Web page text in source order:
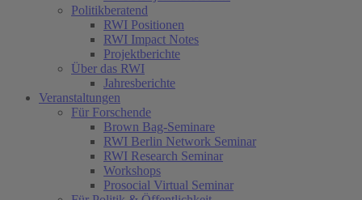
Politikberatend
RWI Positionen
RWI Impact Notes
Projektberichte
Über das RWI
Jahresberichte
Veranstaltungen
Für Forschende
Brown Bag-Seminare
RWI Berlin Network Seminar
RWI Research Seminar
Workshops
Prosocial Virtual Seminar